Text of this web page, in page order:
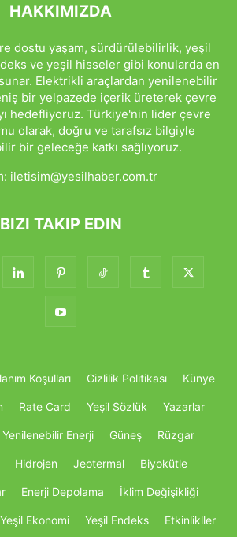
HAKKIMIZDA
dostu yaşam, sürdürülebilirlik, yeşil
ve yeşil hisseler gibi konularda en
Elektrikli araçlardan yenilenebilir
bir yelpazede içerik üreterek çevre
hedefliyoruz. Türkiye'nin lider çevre
olarak, doğru ve tarafsız bilgiyle
bir geleceğe katkı sağlıyoruz.
iletisim@yesilhaber.com.tr
BIZI TAKIP EDIN
Koşulları Gizlilik Politikası Künye
Rate Card Yeşil Sözlük Yazarlar
Yenilenebilir Enerji Güneş Rüzgar
Hidrojen Jeotermal Biyokütle
Enerji Depolama İklim Değişikliği
Yeşil Ekonomi Yeşil Endeks Etkinlikller